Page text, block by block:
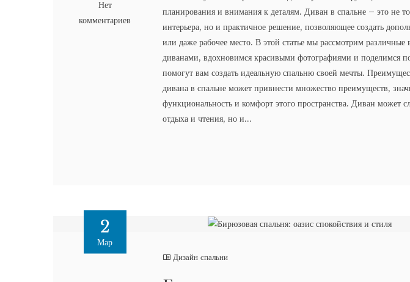
Нет
комментариев
планирования и внимания к деталям. Диван в спальне – это не
интерьера, но и практичное решение, позволяющее создать
или даже рабочее место. В этой статье мы рассмотрим различные
диванами, вдохновимся красивыми фотографиями и поделимся
помогут вам создать идеальную спальню своей мечты.
дивана в спальне может привнести множество преимуществ,
функциональность и комфорт этого пространства. Диван может
отдыха и чтения, но и...
2
Мар
Дизайн спальни